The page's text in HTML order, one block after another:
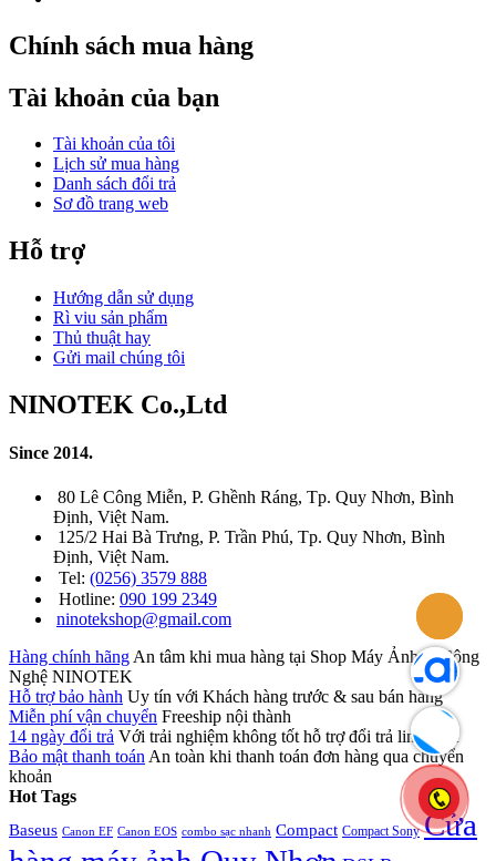
Chính sách mua hàng
Tài khoản của bạn
Tài khoản của tôi
Lịch sử mua hàng
Danh sách đổi trả
Sơ đồ trang web
Hỗ trợ
Hướng dẫn sử dụng
Rì viu sản phẩm
Thủ thuật hay
Gửi mail chúng tôi
NINOTEK Co.,Ltd
Since 2014.
80 Lê Công Miễn, P. Ghềnh Ráng, Tp. Quy Nhơn, Bình
Định, Việt Nam.
125/2 Hai Bà Trưng, P. Trần Phú, Tp. Quy Nhơn, Bình
Định, Việt Nam.
Tel: (0256) 3579 888
Hotline: 090 199 2349
ninotekshop@gmail.com
Hàng chính hãng An tâm khi mua hàng tại Shop Máy Ảnh & Công
Nghệ NINOTEK
Hỗ trợ bảo hành Uy tín với Khách hàng trước & sau bán hàng
Miễn phí vận chuyển Freeship nội thành
14 ngày đổi trả Với trải nghiệm không tốt hỗ trợ đổi trả linh hoạt
Bảo mật thanh toán An toàn khi thanh toán đơn hàng qua chuyển
khoản
Hot Tags
Baseus Canon EF Canon EOS combo sạc nhanh Compact Compact Sony Cửa